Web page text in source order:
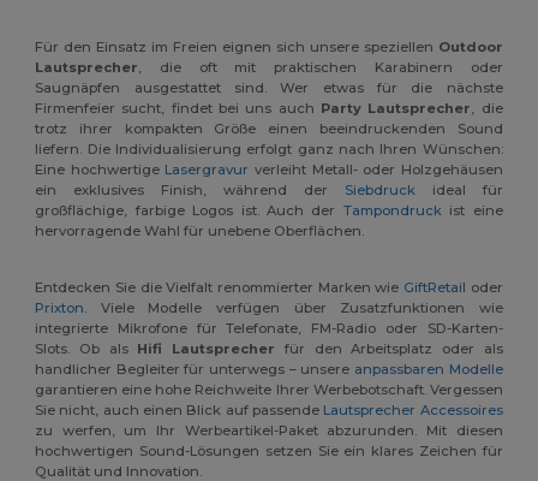
Für den Einsatz im Freien eignen sich unsere speziellen Outdoor
Lautsprecher, die oft mit praktischen Karabinern oder
Saugnäpfen ausgestattet sind. Wer etwas für die nächste
Firmenfeier sucht, findet bei uns auch Party Lautsprecher, die
trotz ihrer kompakten Größe einen beeindruckenden Sound
liefern. Die Individualisierung erfolgt ganz nach Ihren Wünschen:
Eine hochwertige Lasergravur verleiht Metall- oder Holzgehäusen
ein exklusives Finish, während der Siebdruckideal für
großflächige, farbige Logos ist. Auch der Tampondruckist eine
hervorragende Wahl für unebene Oberflächen.
Entdecken Sie die Vielfalt renommierter Marken wie GiftRetail oder
Prixton. Viele Modelle verfügen über Zusatzfunktionen wie
integrierte Mikrofone für Telefonate, FM-Radio oder SD-Karten-
Slots. Ob als Hifi Lautsprecher für den Arbeitsplatz oder als
handlicher Begleiter für unterwegs – unsere anpassbaren Modelle
garantieren eine hohe Reichweite Ihrer Werbebotschaft. Vergessen
Sie nicht, auch einen Blick auf passende Lautsprecher Accessoires
zu werfen, um Ihr Werbeartikel-Paket abzurunden. Mit diesen
hochwertigen Sound-Lösungen setzen Sie ein klares Zeichen für
Qualität und Innovation.